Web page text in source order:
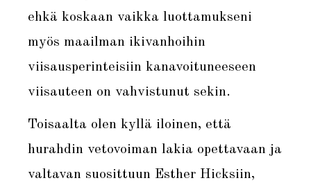
ehkä koskaan vaikka luottamukseni
myös maailman ikivanhoihin
viisausperinteisiin kanavoituneeseen
viisauteen on vahvistunut sekin.
Toisaalta olen kyllä iloinen, että
hurahdin vetovoiman lakia opettavaan ja
valtavan suosittuun Esther Hicksiin,